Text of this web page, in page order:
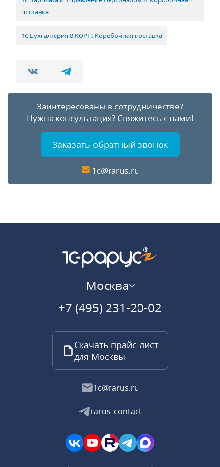
поставка
1С:Бухгалтерия 8 КОРП. Коробочная поставка
Заинтересованы в сотрудничестве?
Нужна консультация? Свяжитесь с нами!
Заказать обратный звонок
1c@rarus.ru
Москва
+7 (495) 231-20-02
Скачать прайс-лист
для Москвы
1c@rarus.ru
rarus_contact